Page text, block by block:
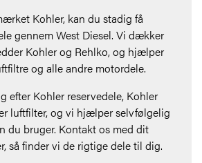
Kohler, kan du stadig få
gennem West Diesel. Vi dækker
Kohler og Rehlko, og hjælper
og alle andre motordele.
efter Kohler reservedele, Kohler
luftfilter, og vi hjælper selvfølgelig
du bruger. Kontakt os med dit
så finder vi de rigtige dele til dig.